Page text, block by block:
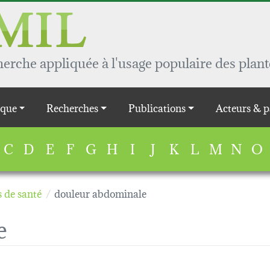
appliquée à l'usage populaire des
Recherches Publications Acteurs &
C D E F G H I J K L M N O
santé douleur abdominale